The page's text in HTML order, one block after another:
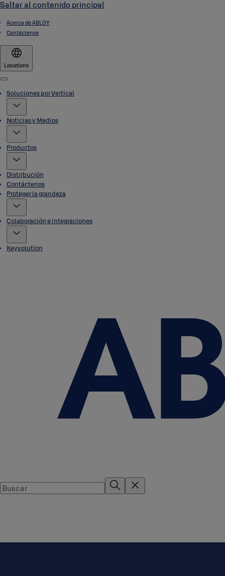
Saltar al contenido principal
Acerca de ABLOY
Contáctenos
Locations
Menu
Soluciones por Vertical
Noticias y Medios
Productos
Distribución
Contáctenos
Proteger la grandeza
Colaboración e integraciones
Keyvolution